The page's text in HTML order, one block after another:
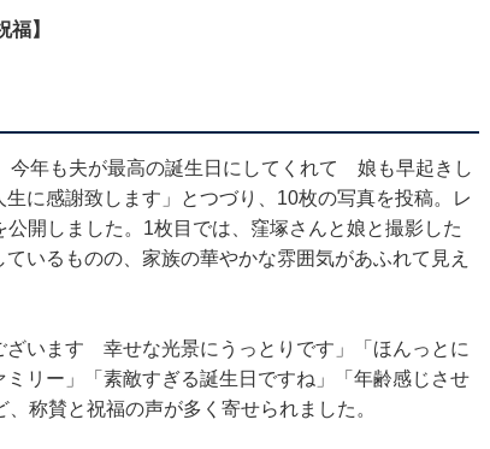
】
年も夫が最高の誕生日にしてくれて 娘も早起きし
に感謝致します」とつづり、10枚の写真を投稿。レ
開しました。1枚目では、窪塚さんと娘と撮影した
いるものの、家族の華やかな雰囲気があふれて見え
います 幸せな光景にうっとりです」「ほんっとに
リー」「素敵すぎる誕生日ですね」「年齢感じさせ
称賛と祝福の声が多く寄せられました。